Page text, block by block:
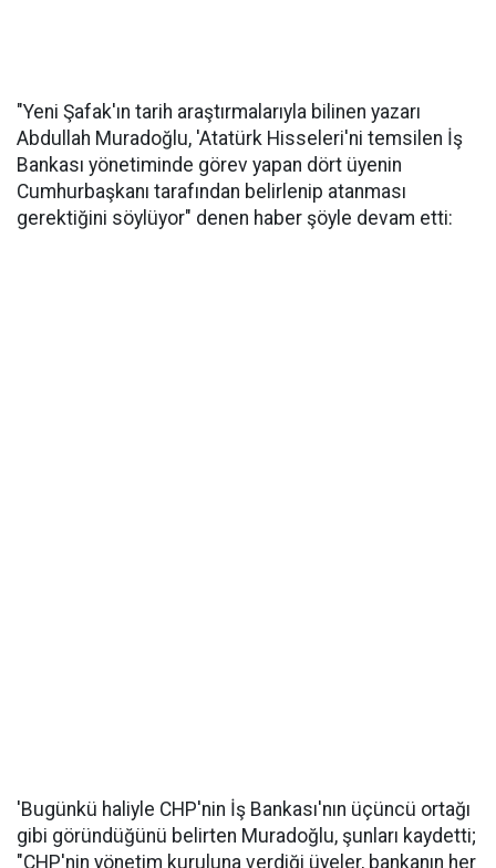
"Yeni Şafak'ın tarih araştırmalarıyla bilinen yazarı
Abdullah Muradoğlu, 'Atatürk Hisseleri'ni temsilen İş
Bankası yönetiminde görev yapan dört üyenin
Cumhurbaşkanı tarafından belirlenip atanması
gerektiğini söylüyor" denen haber şöyle devam etti:
'Bugünkü haliyle CHP'nin İş Bankası'nın üçüncü ortağı
gibi göründüğünü belirten Muradoğlu, şunları kaydetti;
"CHP'nin yönetim kuruluna verdiği üyeler, bankanın her